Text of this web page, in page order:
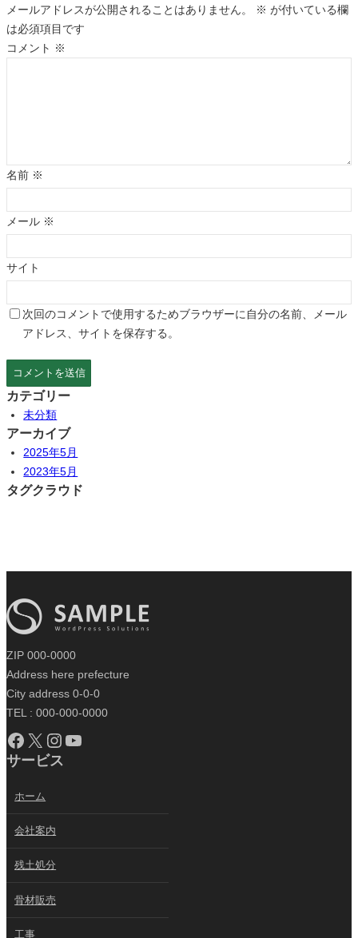
メールアドレスが公開されることはありません。 ※ が付いている欄
は必須項目です
コメント ※
名前 ※
メール ※
サイト
次回のコメントで使用するためブラウザーに自分の名前、メール
アドレス、サイトを保存する。
カテゴリー
未分類
アーカイブ
2025年5月
2023年5月
タグクラウド
ZIP 000-0000
Address here prefecture
City address 0-0-0
TEL : 000-000-0000
Facebook X Instagram YouTube
サービス
ホーム
会社案内
残土処分
骨材販売
工事